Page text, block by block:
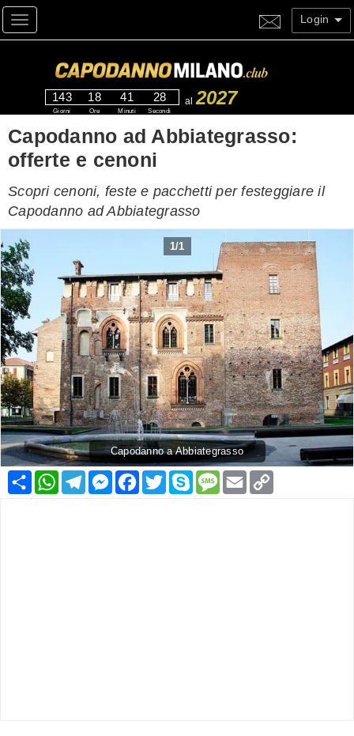
Toggle navigation Login
143
Giorni
18
Ore
41
Minuti
27
Secondi
al 2027
Capodanno ad Abbiategrasso:
offerte e cenoni
Scopri cenoni, feste e pacchetti per festeggiare il
Capodanno ad Abbiategrasso
1/1
Capodanno a Abbiategrasso
Condividi
WhatsApp
Telegram
Messenger
Facebook
TwitterSkypeMessage
Email